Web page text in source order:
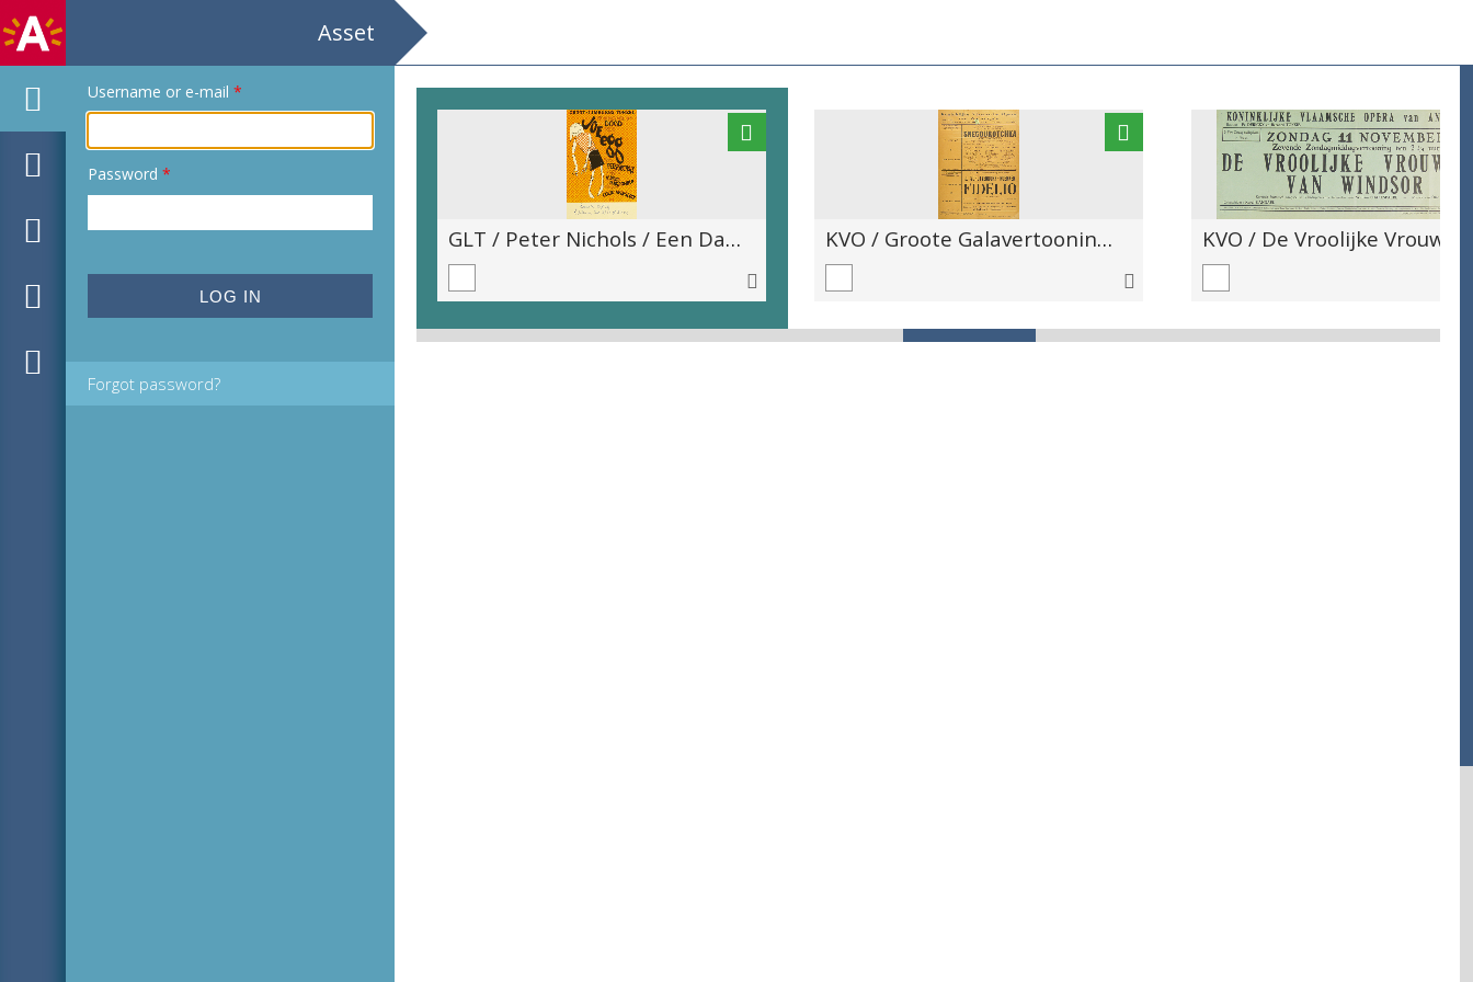
Asset
Username or e-mail *
Password *
Forgot password?
GLT / Georges Feydeau / De Methode Ribadier / Regie en vert.: Bob de Lange / Decor: Colin Winslow GLT / Peter Nichols / Een Dag uit de Dood van Joe Egg / Regie: R. David MacDonald / Decor: Colin Winslow KVO / Groote Galavertooning / Eerste opvoering in België van / Snégourotchka / (Sneeuwvlokje) / Lentespel van Ostrowsky / Muziek van Rimsky Korssakof / Vert.: J. Peeters / Orkest: J.J.B. Schrey / Regie: Henry Engelen / Decors: Proost & Mees / Tweede gastvoorstelling van Mevr. / J. Schützendorf - Koerner / Fidelio / van L. van Beethoven / Orkest: J.J.B. Schrey / Regie: H. Engelen